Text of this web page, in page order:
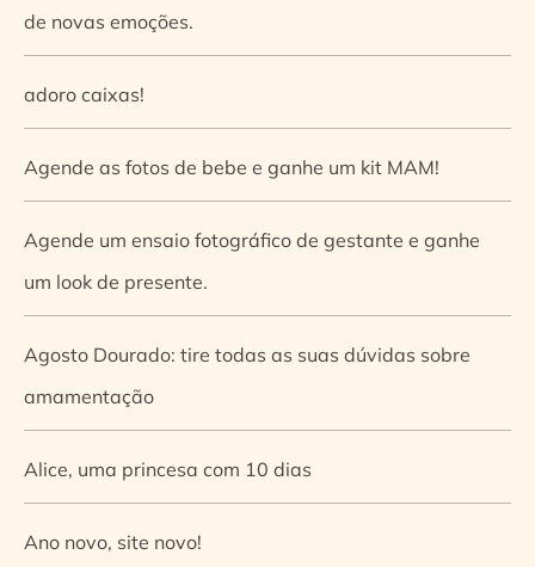
de novas emoções.
adoro caixas!
Agende as fotos de bebe e ganhe um kit MAM!
Agende um ensaio fotográfico de gestante e ganhe
um look de presente.
Agosto Dourado: tire todas as suas dúvidas sobre
amamentação
Alice, uma princesa com 10 dias
Ano novo, site novo!